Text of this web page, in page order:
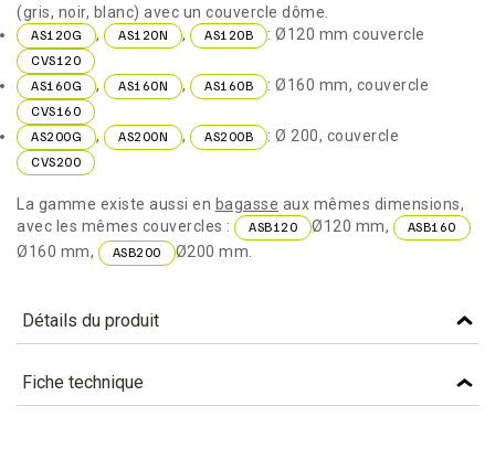
(gris, noir, blanc) avec un couvercle dôme.
AS120G , AS120N , AS120B : Ø120 mm couvercle
CVS120
AS160G
, AS160N , AS160B : Ø160 mm, couvercle
CVS160
AS200G
, AS200N , AS200B : Ø 200, couvercle
CVS200
La gamme existe aussi en bagasse aux mêmes dimensions,
avec les mêmes couvercles :
ASB120 Ø120 mm, ASB160
Ø160 mm, ASB200 Ø200 mm.
Détails du produit
Référence AS160G
Caractéristiques
Fiche technique